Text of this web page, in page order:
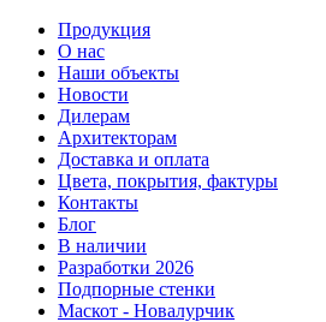
Продукция
О нас
Наши объекты
Новости
Дилерам
Архитекторам
Доставка и оплата
Цвета, покрытия, фактуры
Контакты
Блог
В наличии
Разработки 2026
Подпорные стенки
Маскот - Новалурчик